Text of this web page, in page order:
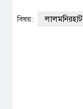
বিষয়: লালমনিরহাট